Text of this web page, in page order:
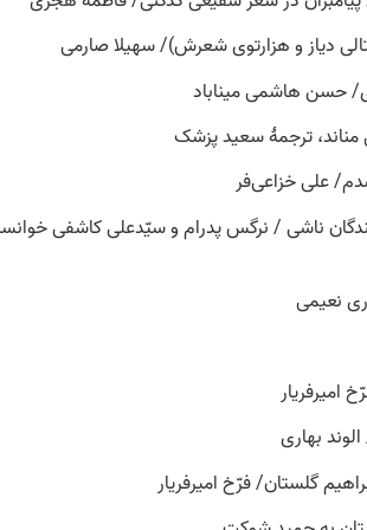
دیاز و هزارتوی شعرش)/ سهیلا صارمی
حسن هاشمی میناباد
مناند، ترجمۀ سعید پزشک
علی خزاعی‌فر
ناشی / نرگس پدرام و سیّدعلی کاشفی
نعیمی
امیرفریار
بهاری
گلستان/ فرّخ امیرفریار